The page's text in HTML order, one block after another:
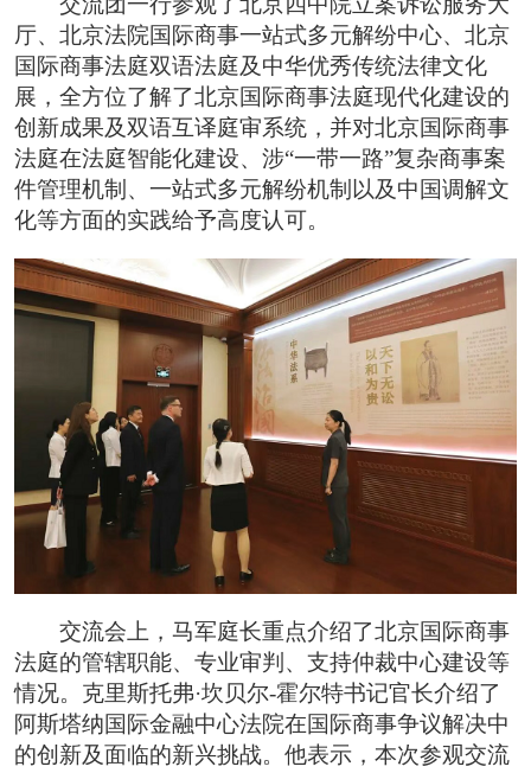
厅、北京法院国际商事一站式多元解纷中心、北京
国际商事法庭双语法庭及中华优秀传统法律文化
展，全方位了解了北京国际商事法庭现代化建设的
创新成果及双语互译庭审系统，并对北京国际商事
法庭在法庭智能化建设、涉“一带一路”复杂商事案
件管理机制、一站式多元解纷机制以及中国调解文
化等方面的实践给予高度认可。
交流会上，马军庭长重点介绍了北京国际商事
法庭的管辖职能、专业审判、支持仲裁中心建设等
情况。克里斯托弗·坎贝尔-霍尔特书记官长介绍了
阿斯塔纳国际金融中心法院在国际商事争议解决中
的创新及面临的新兴挑战。他表示，本次参观交流